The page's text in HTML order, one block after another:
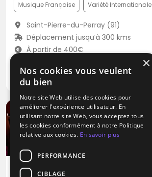
Musique Française Variété Internationale
Saint-Pierre-du-Perray (91)
Déplacement jusqu’à 300 kms
À partir de 400€
Contacter
×
Nos cookies vous veulent
du bien
Notre site Web utilise des cookies pour
améliorer l'expérience utilisateur. En
utilisant notre site Web, vous acceptez tous
les cookies conformément à notre Politique
relative aux cookies. En savoir plus
PERFORMANCE
CIBLAGE